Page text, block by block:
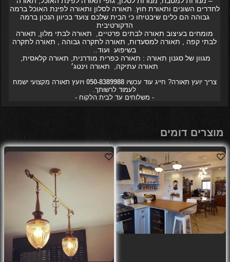
לחדרים השונים ותאורת חוץ. תאורה לסלון ותאורה לפינת האוכל ברמה
גבוהה הם כלים שיבטיחו כי הבית שלכם צועד בכיוון הנכון ברמה
הדקורטיבית
מומחים בעיצוב תאורה לבתים פרטיים, תאורה לבתי מלון, תאורה
לבתי קפה , תאורה למסעדות, תאורה לתקרה גבוהה , תאורה לתקרה
בשיפוע ועוד..
מגוון של סגנון תאורה : תאורה כפרית מודרנית, תאורה קלאסית,
תאורה עתיקה, תאורה וינטג׳
צריך יועץ תאורה? חייג עוד עכשיו050-8389988 ויועץ תאורה מקצועי ישמח
לעמוד לרשותך.
- משלוחים עד לבית הלקוח -
מוצרים דומים